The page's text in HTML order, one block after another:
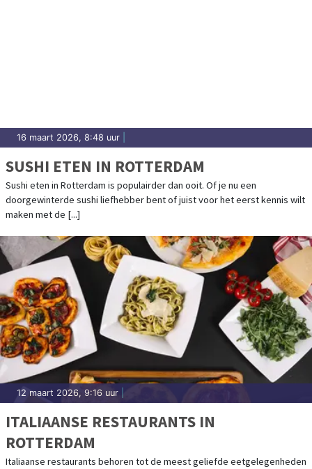
16 maart 2026, 8:48 uur
SUSHI ETEN IN ROTTERDAM
Sushi eten in Rotterdam is populairder dan ooit. Of je nu een
doorgewinterde sushi liefhebber bent of juist voor het eerst kennis wilt
maken met de [...]
12 maart 2026, 9:16 uur
ITALIAANSE RESTAURANTS IN
ROTTERDAM
Italiaanse restaurants behoren tot de meest geliefde eetgelegenheden